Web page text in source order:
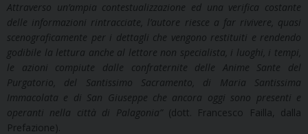
Attraverso un’ampia contestualizzazione ed una verifica costante
delle informazioni rintracciate, l’autore riesce a far rivivere, quasi
scenograficamente per i dettagli che vengono restituiti e rendendo
godibile la lettura anche al lettore non specialista, i luoghi, i tempi,
le azioni compiute dalle confraternite delle Anime Sante del
Purgatorio, del Santissimo Sacramento, di Maria Santissima
Immacolata e di San Giuseppe che ancora oggi sono presenti e
operanti nella città di Palagonia” (dott. Francesco Failla, dalla
Prefazione).